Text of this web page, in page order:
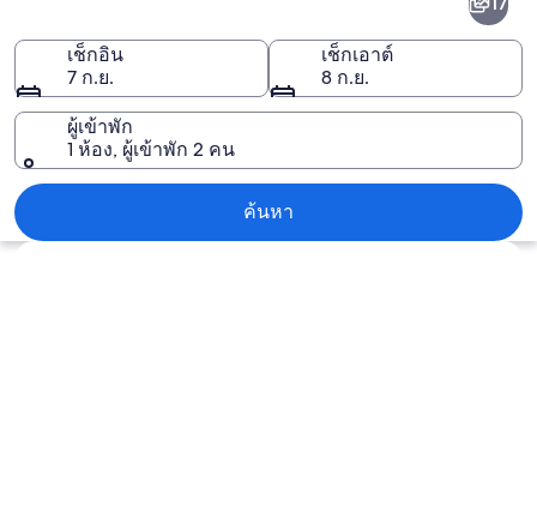
เช็กอิน
7 ก.ย.
เช็กเอาต์
8 ก.ย.
ผู้เข้าพัก
1 ห้อง, ผู้เข้าพัก 2 คน
ค้นหา
สำรวจแผนที่